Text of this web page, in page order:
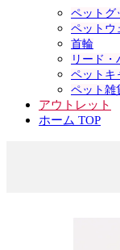
ペットグ
ペットウ
首輪
リード・
ペットキ
ペット雑
アウトレット
ホーム TOP